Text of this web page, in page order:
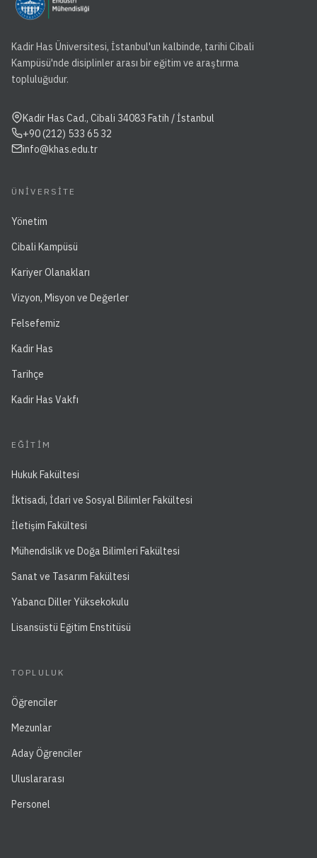
Kadir Has Üniversitesi, İstanbul'un kalbinde, tarihi Cibali
Kampüsü'nde disiplinler arası bir eğitim ve araştırma
topluluğudur.
Kadir Has Cad., Cibali 34083 Fatih / İstanbul
+90 (212) 533 65 32
info@khas.edu.tr
ÜNIVERSITE
Yönetim
Cibali Kampüsü
Kariyer Olanakları
Vizyon, Misyon ve Değerler
Felsefemiz
Kadir Has
Tarihçe
Kadir Has Vakfı
EĞITIM
Hukuk Fakültesi
İktisadi, İdari ve Sosyal Bilimler Fakültesi
İletişim Fakültesi
Mühendislik ve Doğa Bilimleri Fakültesi
Sanat ve Tasarım Fakültesi
Yabancı Diller Yüksekokulu
Lisansüstü Eğitim Enstitüsü
TOPLULUK
Öğrenciler
Mezunlar
Aday Öğrenciler
Uluslararası
Personel